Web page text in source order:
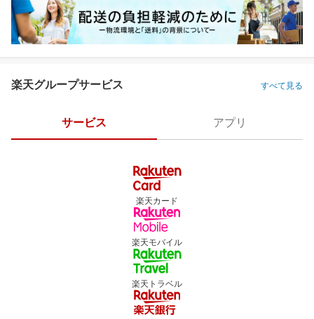
楽天グループサービス すべて見る
サービス アプリ
楽天カード
楽天モバイル
楽天トラベル